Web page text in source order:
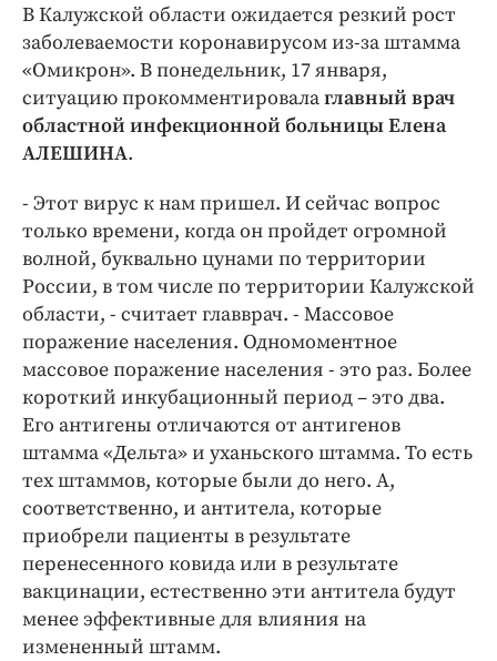
Медиаперсона
Интересное чтиво
Клиника года
Бренд года
Работодатель года
В Калужской области ожидается резкий рост
заболеваемости коронавирусом из-за штамма
«Омикрон». В понедельник, 17 января,
ситуацию прокомментировалаглавный врач
областной инфекционной больницы Елена
АЛЕШИНА.
- Этот вирус к нам пришел. И сейчас вопрос
только времени, когда он пройдет огромной
волной, буквально цунами по территории
России, в том числе по территории Калужской
области, - считает главврач. - Массовое
поражение населения. Одномоментное
массовое поражение населения - это раз. Более
короткий инкубационный период – это два.
Его антигены отличаются от антигенов
штамма «Дельта» и уханьского штамма. То есть
тех штаммов, которые были до него. А,
соответственно, и антитела, которые
приобрели пациенты в результате
перенесенного ковида или в результате
вакцинации, естественно эти антитела будут
менее эффективные для влияния на
измененный штамм.